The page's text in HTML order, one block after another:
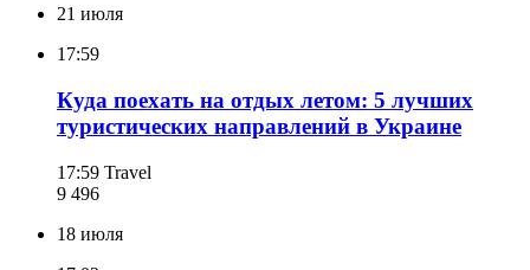
21 июля
17:59
Куда поехать на отдых летом: 5 лучших
туристических направлений в Украине
17:59 Travel
9 496
18 июля